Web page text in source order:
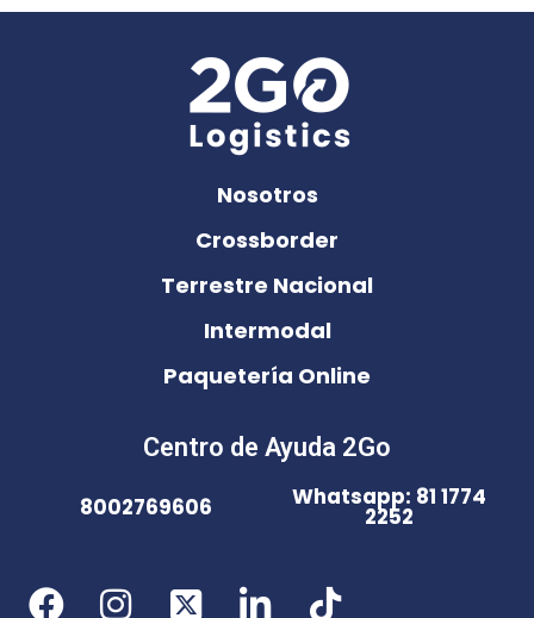
Nosotros
Crossborder
Terrestre Nacional
Intermodal
Paquetería Online
Centro de Ayuda 2Go
8002769606 Whatsapp: 81 1774
2252